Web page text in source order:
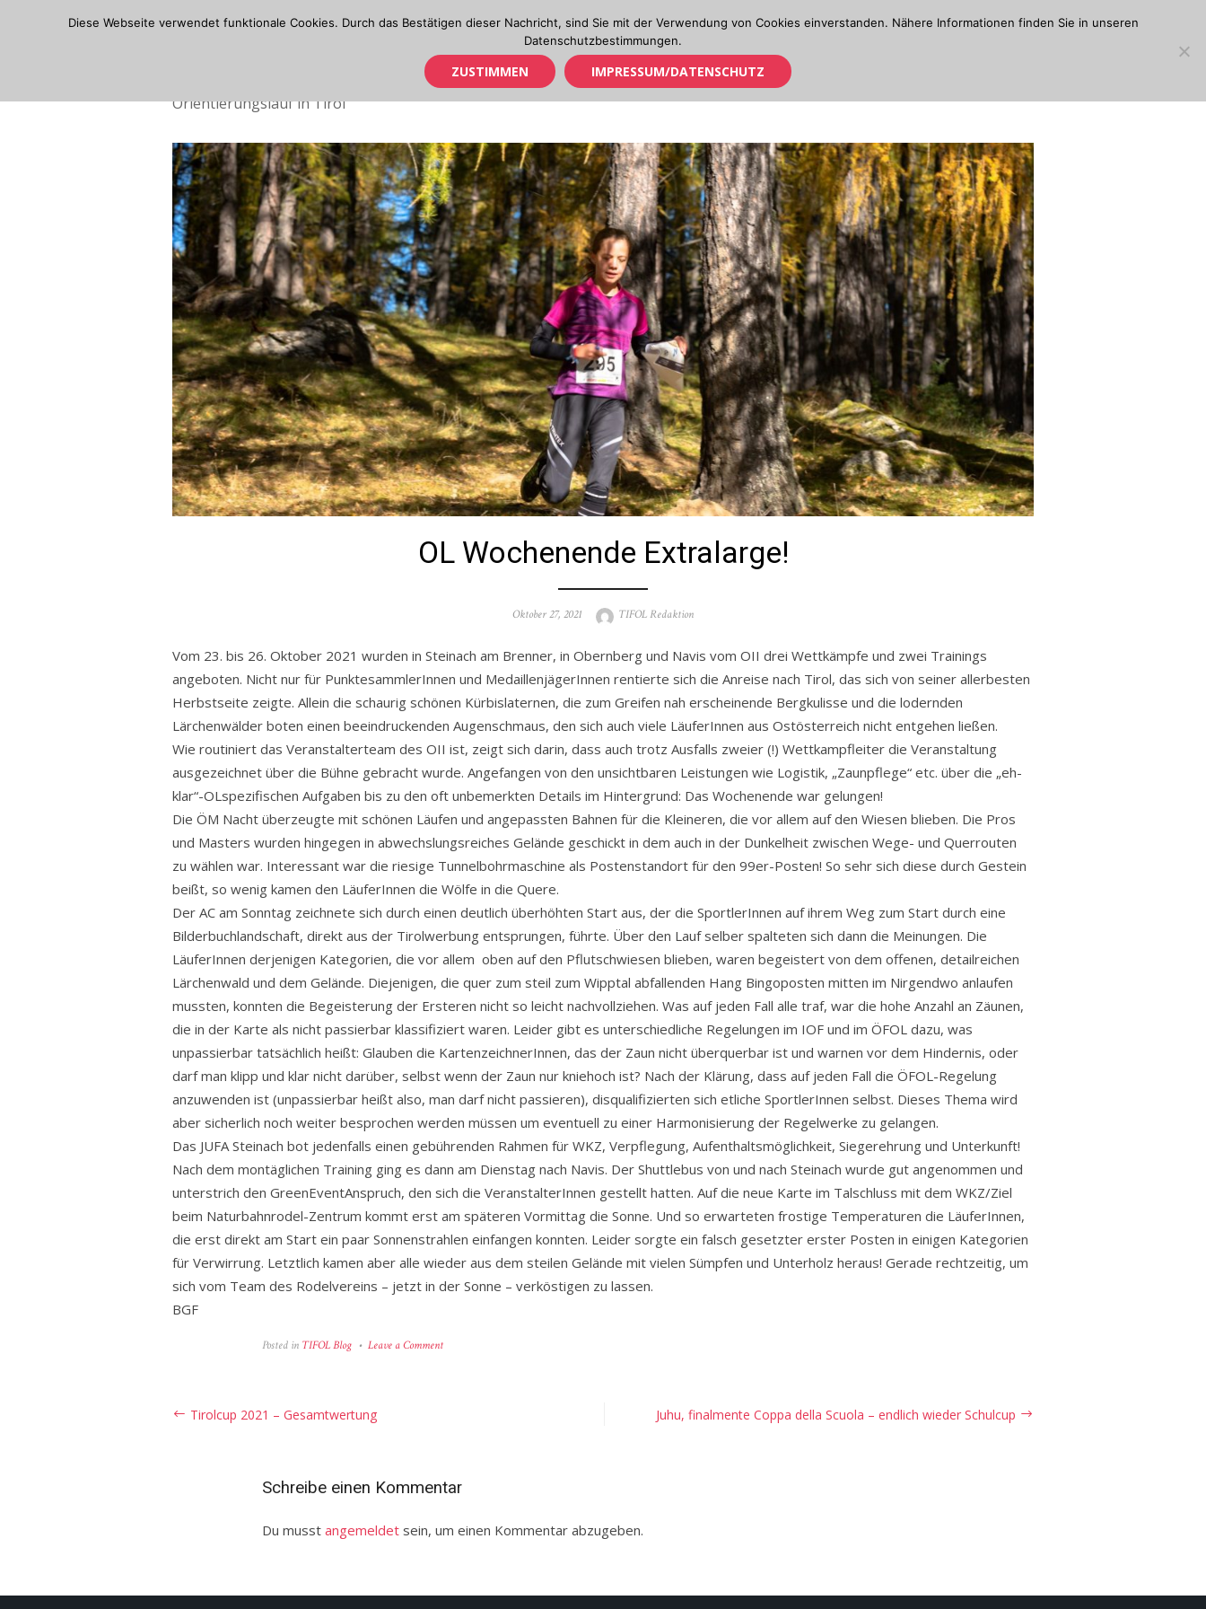
Orientierungslauf in Tirol
OL IN TIROL CUP & TM
OL Wochenende Extralarge!
Posted
Oktober 27, 2021 Author
TIFOL Redaktion
Vom 23. bis 26. Oktober 2021 wurden in Steinach am Brenner, in Obernberg und Navis vom OII drei Wettkämpfe und zwei Trainings
angeboten. Nicht nur für PunktesammlerInnen und MedaillenjägerInnen rentierte sich die Anreise nach Tirol, das sich von seiner allerbesten
Herbstseite zeigte. Allein die schaurig schönen Kürbislaternen, die zum Greifen nah erscheinende Bergkulisse und die lodernden
Lärchenwälder boten einen beeindruckenden Augenschmaus, den sich auch viele LäuferInnen aus Ostösterreich nicht entgehen ließen.
Wie routiniert das Veranstalterteam des OII ist, zeigt sich darin, dass auch trotz Ausfalls zweier (!) Wettkampfleiter die Veranstaltung
ausgezeichnet über die Bühne gebracht wurde. Angefangen von den unsichtbaren Leistungen wie Logistik, „Zaunpflege“ etc. über die „eh-
klar“-OLspezifischen Aufgaben bis zu den oft unbemerkten Details im Hintergrund: Das Wochenende war gelungen!
Die ÖM Nacht überzeugte mit schönen Läufen und angepassten Bahnen für die Kleineren, die vor allem auf den Wiesen blieben. Die Pros
und Masters wurden hingegen in abwechslungsreiches Gelände geschickt in dem auch in der Dunkelheit zwischen Wege- und Querrouten
zu wählen war. Interessant war die riesige Tunnelbohrmaschine als Postenstandort für den 99er-Posten! So sehr sich diese durch Gestein
beißt, so wenig kamen den LäuferInnen die Wölfe in die Quere.
Der AC am Sonntag zeichnete sich durch einen deutlich überhöhten Start aus, der die SportlerInnen auf ihrem Weg zum Start durch eine
Bilderbuchlandschaft, direkt aus der Tirolwerbung entsprungen, führte. Über den Lauf selber spalteten sich dann die Meinungen. Die
LäuferInnen derjenigen Kategorien, die vor allem oben auf den Pflutschwiesen blieben, waren begeistert von dem offenen, detailreichen
Lärchenwald und dem Gelände. Diejenigen, die quer zum steil zum Wipptal abfallenden Hang Bingoposten mitten im Nirgendwo anlaufen
mussten, konnten die Begeisterung der Ersteren nicht so leicht nachvollziehen. Was auf jeden Fall alle traf, war die hohe Anzahl an Zäunen,
die in der Karte als nicht passierbar klassifiziert waren. Leider gibt es unterschiedliche Regelungen im IOF und im ÖFOL dazu, was
unpassierbar tatsächlich heißt: Glauben die KartenzeichnerInnen, das der Zaun nicht überquerbar ist und warnen vor dem Hindernis, oder
darf man klipp und klar nicht darüber, selbst wenn der Zaun nur kniehoch ist? Nach der Klärung, dass auf jeden Fall die ÖFOL-Regelung
anzuwenden ist (unpassierbar heißt also, man darf nicht passieren), disqualifizierten sich etliche SportlerInnen selbst. Dieses Thema wird
aber sicherlich noch weiter besprochen werden müssen um eventuell zu einer Harmonisierung der Regelwerke zu gelangen.
Das JUFA Steinach bot jedenfalls einen gebührenden Rahmen für WKZ, Verpflegung, Aufenthaltsmöglichkeit, Siegerehrung und Unterkunft!
Nach dem montäglichen Training ging es dann am Dienstag nach Navis. Der Shuttlebus von und nach Steinach wurde gut angenommen und
unterstrich den GreenEventAnspruch, den sich die VeranstalterInnen gestellt hatten. Auf die neue Karte im Talschluss mit dem WKZ/Ziel
beim Naturbahnrodel-Zentrum kommt erst am späteren Vormittag die Sonne. Und so erwarteten frostige Temperaturen die LäuferInnen,
die erst direkt am Start ein paar Sonnenstrahlen einfangen konnten. Leider sorgte ein falsch gesetzter erster Posten in einigen Kategorien
für Verwirrung. Letztlich kamen aber alle wieder aus dem steilen Gelände mit vielen Sümpfen und Unterholz heraus! Gerade rechtzeitig, um
sich vom Team des Rodelvereins – jetzt in der Sonne – verköstigen zu lassen.
BGF
Posted in TIFOL Blog Leave a Commenton
Beitragsnavigation Juhu, finalmente Coppa della Scuola – endlich wieder Schulcup
Tirolcup 2021 – Gesamtwertung
Schreibe einen Kommentar
Du musst angemeldet sein, um einen Kommentar abzugeben.
Diese Webseite verwendet funktionale Cookies. Durch das Bestätigen dieser Nachricht, sind Sie mit der Verwendung von Cookies einverstanden. Nähere Informationen finden Sie in unseren
Datenschutzbestimmungen.
ZUSTIMMEN IMPRESSUM/DATENSCHUTZ